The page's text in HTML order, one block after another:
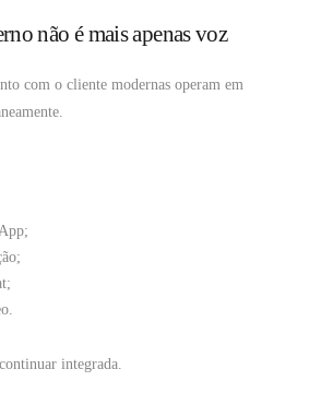
não é mais apenas voz
com o cliente modernas operam em
integrada.